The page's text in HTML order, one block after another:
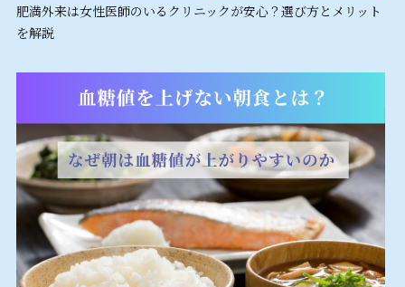
肥満外来は女性医師のいるクリニックが安心？選び方とメリット
を解説